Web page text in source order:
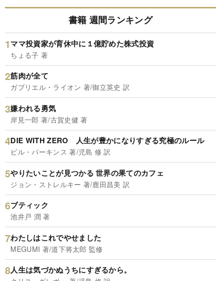
書籍 週間ランキング
ママ投資家が育休中に１億貯めた株式投資
ちょる子 著
筋肉が全て
ガブリエル・ライオン 著/御立英史 訳
嫌われる勇気
岸見一郎 著/古賀史健 著
DIE WITH ZERO 人生が豊かになりすぎる究極のルール
ビル・パーキンス 著/児島 修 訳
やりたいことが見つかる 世界の果てのカフェ
ジョン・ストレルキー 著/鹿田昌美 訳
ブティック
池井戸 潤 著
わたしはこれでやせました
MEGUMI 著/道下将太郎 監修
人生は気づかぬうちにすぎるから。